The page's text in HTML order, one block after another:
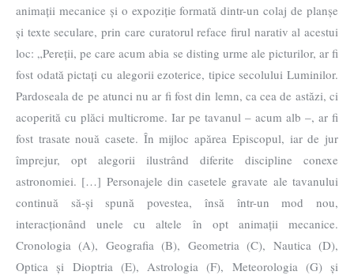
animații mecanice și o expoziție formată dintr-un colaj de planșe
și texte seculare, prin care curatorul reface firul narativ al acestui
loc: „Pereții, pe care acum abia se disting urme ale picturilor, ar fi
fost odată pictați cu alegorii ezoterice, tipice secolului Luminilor.
Pardoseala de pe atunci nu ar fi fost din lemn, ca cea de astăzi, ci
acoperită cu plăci multicrome. Iar pe tavanul – acum alb –, ar fi
fost trasate nouă casete. În mijloc apărea Episcopul, iar de jur
împrejur, opt alegorii ilustrând diferite discipline conexe
astronomiei. […] Personajele din casetele gravate ale tavanului
continuă să-și spună povestea, însă într-un mod nou,
interacționând unele cu altele în opt animații mecanice.
Cronologia (A), Geografia (B), Geometria (C), Nautica (D),
Optica și Dioptria (E), Astrologia (F), Meteorologia (G) și